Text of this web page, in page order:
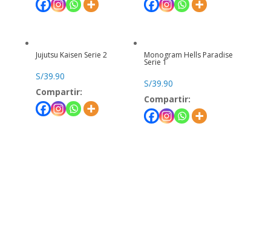
Jujutsu Kaisen Serie 2
S/39.90
Compartir:
Monogram Hells Paradise
Serie 1
S/39.90
Compartir: